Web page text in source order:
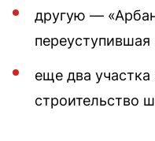
другую —
переуступившая
еще два
строительство